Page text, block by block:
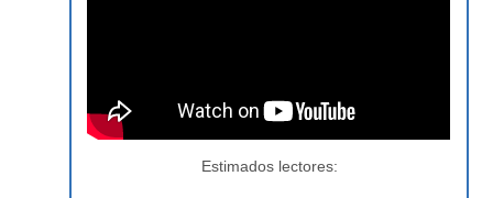
Estimados lectores: